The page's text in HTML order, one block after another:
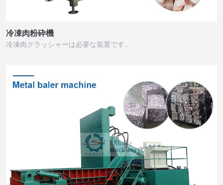
冷凍肉粉砕機
冷凍肉クラッシャーは必要な装置です…